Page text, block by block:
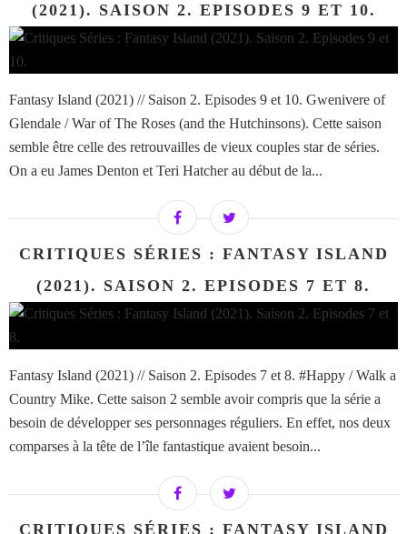
(2021). SAISON 2. EPISODES 9 ET 10.
Fantasy Island (2021) // Saison 2. Episodes 9 et 10. Gwenivere of
Glendale / War of The Roses (and the Hutchinsons). Cette saison
semble être celle des retrouvailles de vieux couples star de séries.
On a eu James Denton et Teri Hatcher au début de la...
CRITIQUES SÉRIES : FANTASY ISLAND
(2021). SAISON 2. EPISODES 7 ET 8.
Fantasy Island (2021) // Saison 2. Episodes 7 et 8. #Happy / Walk a
Country Mike. Cette saison 2 semble avoir compris que la série a
besoin de développer ses personnages réguliers. En effet, nos deux
comparses à la tête de l’île fantastique avaient besoin...
CRITIQUES SÉRIES : FANTASY ISLAND